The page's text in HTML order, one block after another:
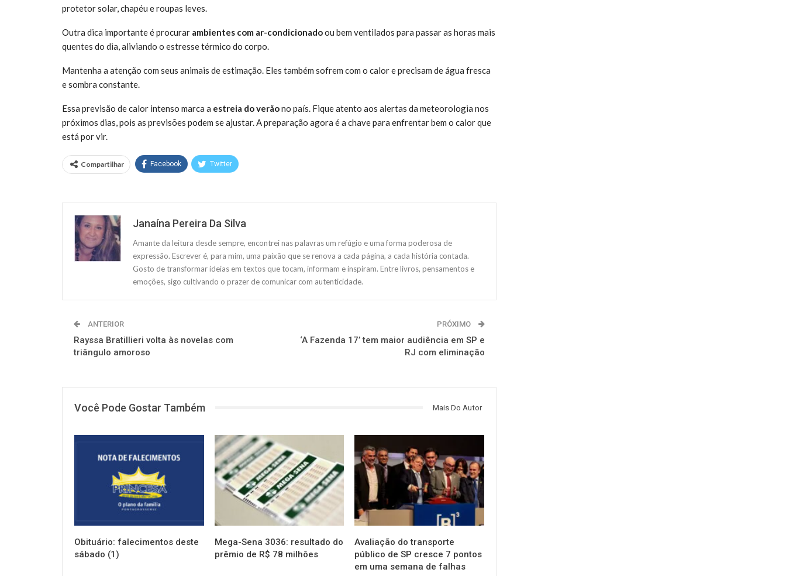
protetor solar, chapéu e roupas leves.
Outra dica importante é procurar ambientes com ar-condicionadoou bem ventilados para passar as horas mais
quentes do dia, aliviando o estresse térmico do corpo.
Mantenha a atenção com seus animais de estimação. Eles também sofrem com o calor e precisam de água fresca
e sombra constante.
Essa previsão de calor intenso marca a estreia do verãono país. Fique atento aos alertas da meteorologia nos
próximos dias, pois as previsões podem se ajustar. A preparação agora é a chave para enfrentar bem o calor que
está por vir.
Compartilhar Facebook Twitter
Janaína Pereira Da Silva
Amante da leitura desde sempre, encontrei nas palavras um refúgio e uma forma poderosa de
expressão. Escrever é, para mim, uma paixão que se renova a cada página, a cada história contada.
Gosto de transformar ideias em textos que tocam, informam e inspiram. Entre livros, pensamentos e
emoções, sigo cultivando o prazer de comunicar com autenticidade.
ANTERIOR
Rayssa Bratillieri volta às novelas com
triângulo amoroso
PRÓXIMO
‘A Fazenda 17’ tem maior audiência em SP e
RJ com eliminação
Você Pode Gostar Também Mais Do Autor
Obituário: falecimentos deste
sábado (1)
NOTÍCIAS
Mega-Sena 3036: resultado do
prêmio de R$ 78 milhões
Avaliação do transporte
público de SP cresce 7 pontos
em uma semana de falhas